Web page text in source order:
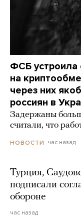
ФСБ устроила
на
через них
россиян в
Задержаны
считали, что
НОВОСТИ час назад
Турция,
подписали
обороне
час назад